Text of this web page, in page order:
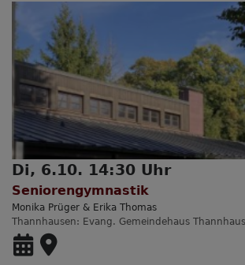
Di, 6.10. 14:30 Uhr
Seniorengymnastik
Monika Prüger & Erika Thomas
Thannhausen
Evang. Gemeindehaus